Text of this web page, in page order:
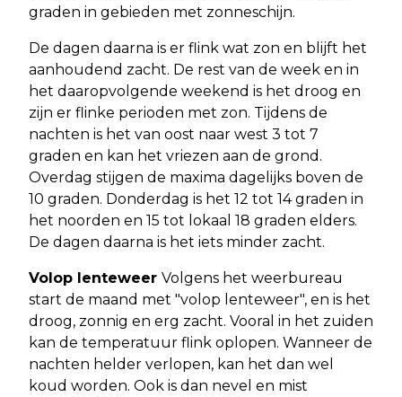
graden in gebieden met zonneschijn.
De dagen daarna is er flink wat zon en blijft het
aanhoudend zacht. De rest van de week en in
het daaropvolgende weekend is het droog en
zijn er flinke perioden met zon. Tijdens de
nachten is het van oost naar west 3 tot 7
graden en kan het vriezen aan de grond.
Overdag stijgen de maxima dagelijks boven de
10 graden. Donderdag is het 12 tot 14 graden in
het noorden en 15 tot lokaal 18 graden elders.
De dagen daarna is het iets minder zacht.
Volop lenteweer Volgens het weerbureau
start de maand met "volop lenteweer", en is het
droog, zonnig en erg zacht. Vooral in het zuiden
kan de temperatuur flink oplopen. Wanneer de
nachten helder verlopen, kan het dan wel
koud worden. Ook is dan nevel en mist